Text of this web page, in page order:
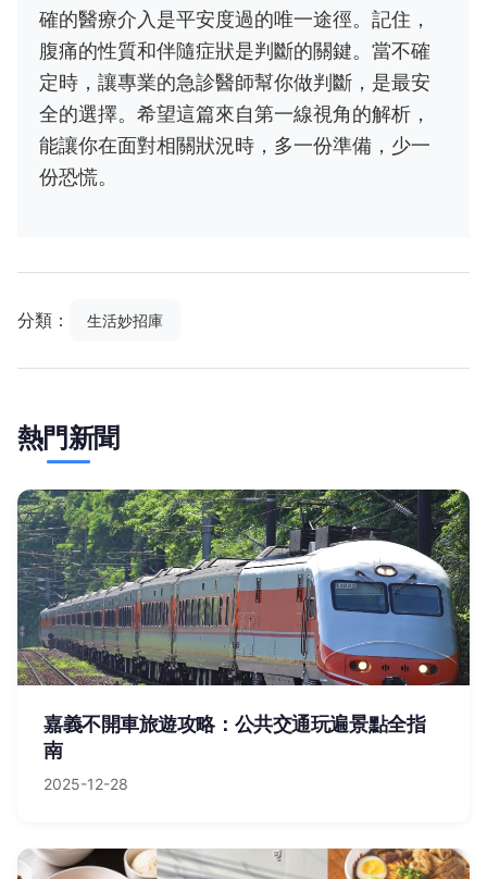
確的醫療介入是平安度過的唯一途徑。記住，
腹痛的性質和伴隨症狀是判斷的關鍵。當不確
定時，讓專業的急診醫師幫你做判斷，是最安
全的選擇。希望這篇來自第一線視角的解析，
能讓你在面對相關狀況時，多一份準備，少一
份恐慌。
分類： 生活妙招庫
熱門新聞
嘉義不開車旅遊攻略：公共交通玩遍景點全指
南
2025-12-28